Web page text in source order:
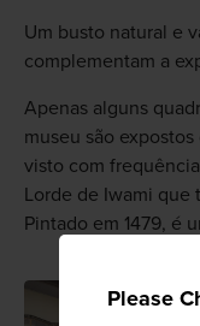
Please
Um busto natural e
complementam a
Apenas alguns
museu são
visto com
Lorde de Iwami que
Pintado em 1479, é